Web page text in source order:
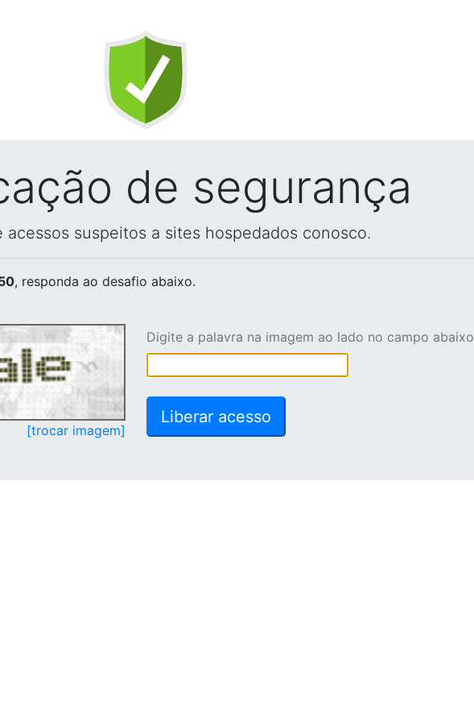
de segurança
suspeitos a sites hospedados conosco.
, responda ao desafio abaixo.
[trocar imagem]
Digite a palavra na imagem ao lado no campo abaixo